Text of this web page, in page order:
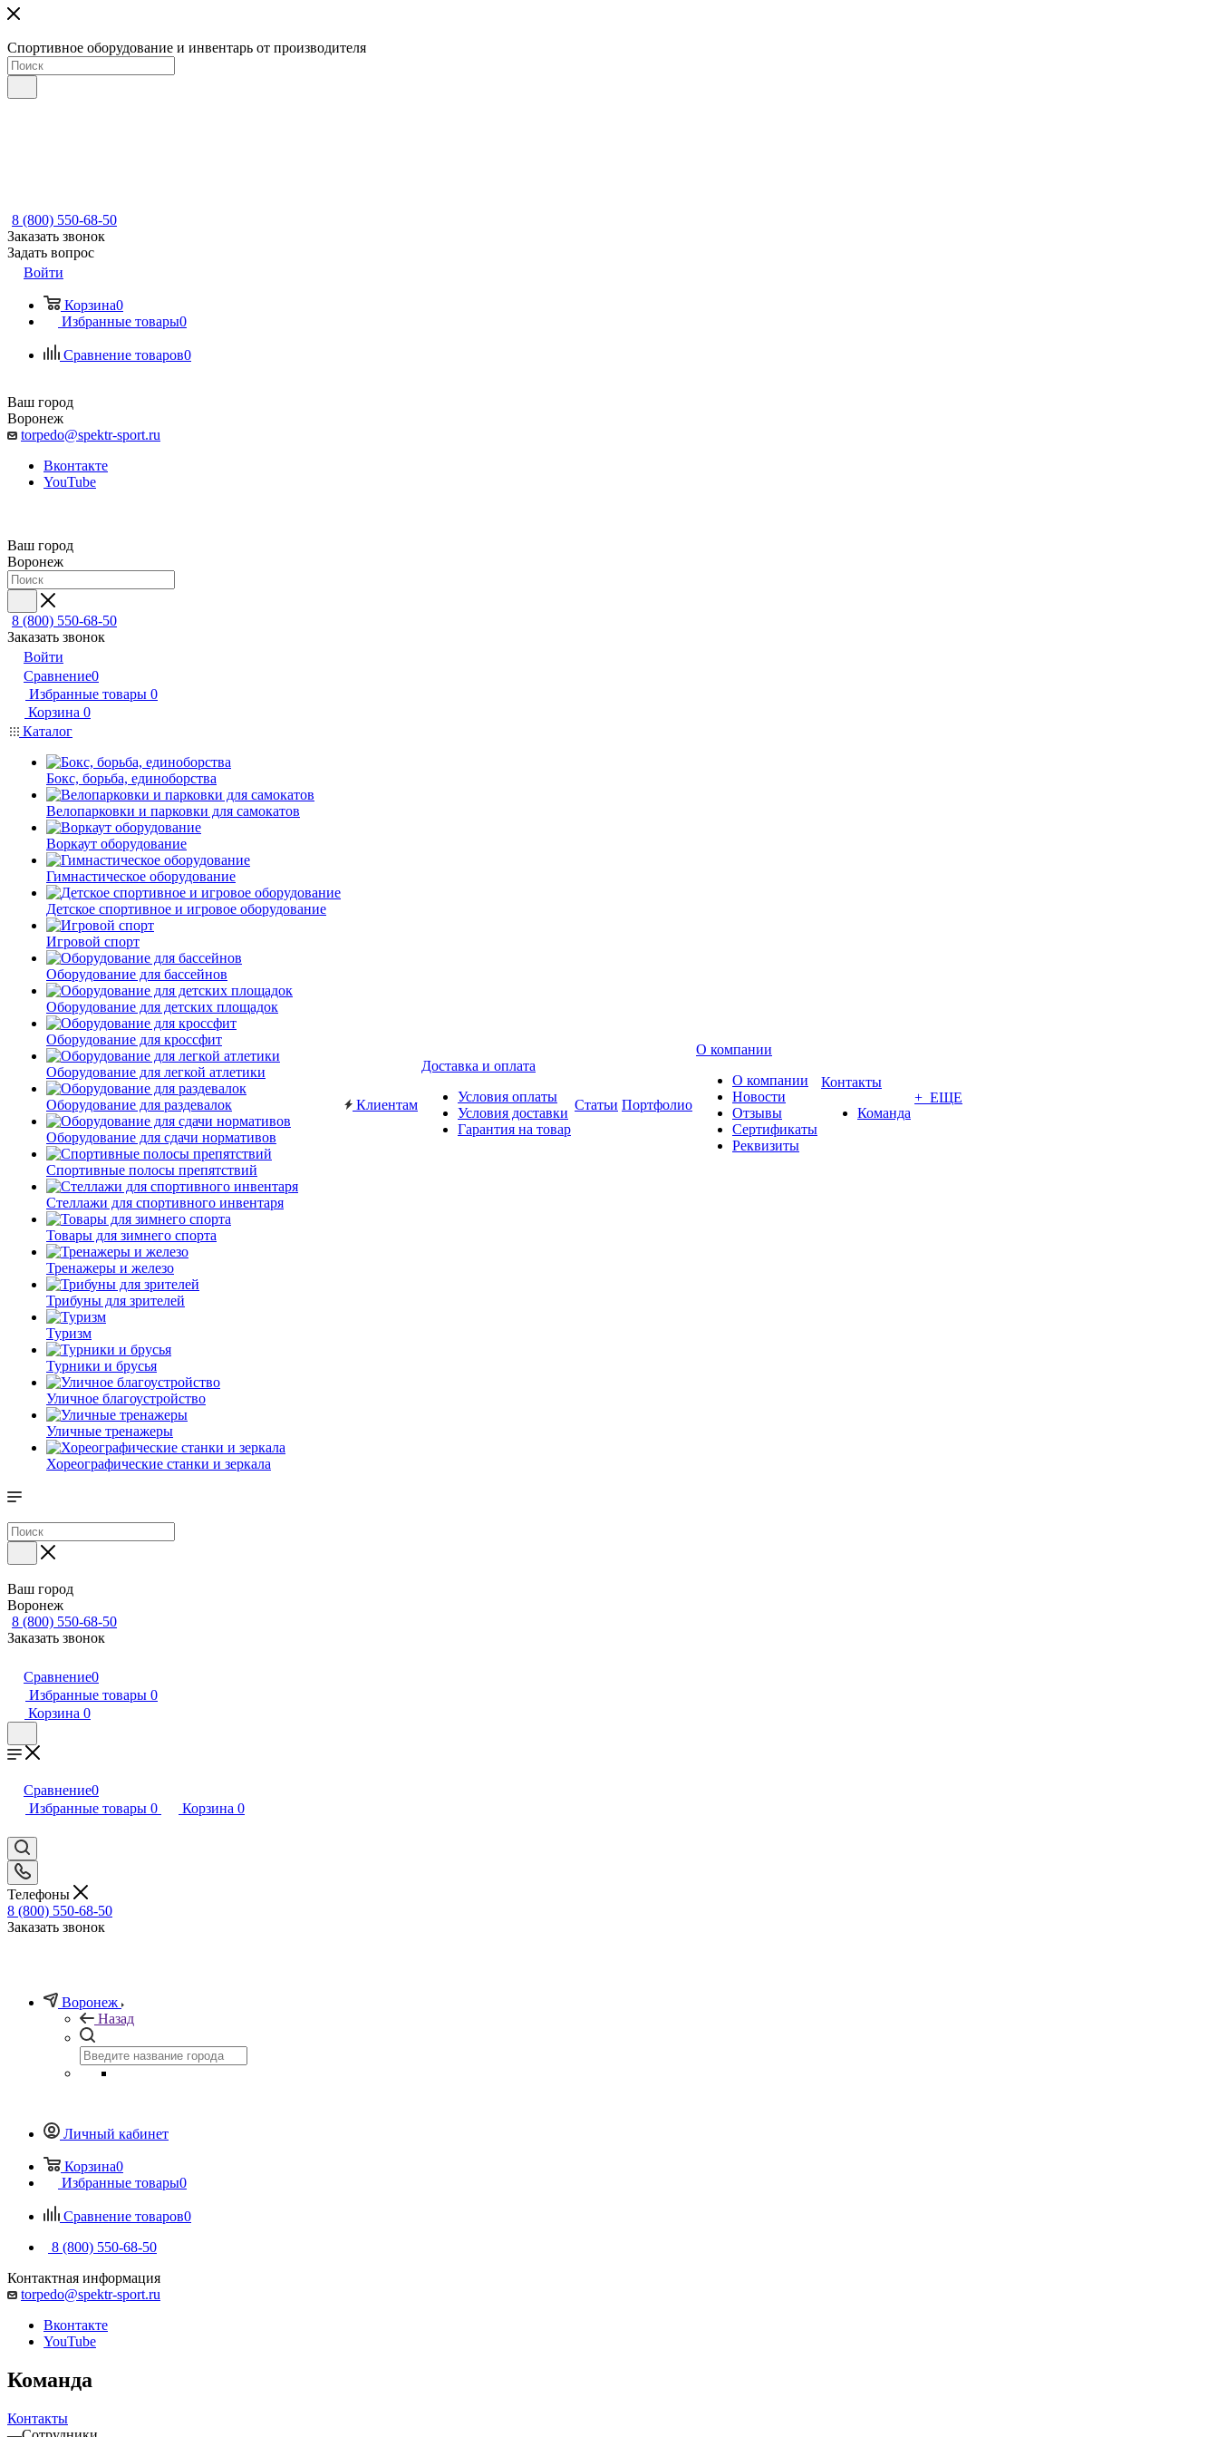
Спортивное оборудование и инвентарь от производителя
8 (800) 550-68-50
Заказать звонок
Задать вопрос
Войти
Корзина0
Избранные товары0
Сравнение товаров0
Ваш город
Воронеж
torpedo@spektr-sport.ru
Вконтакте
YouTube
Ваш город
Воронеж
8 (800) 550-68-50
Заказать звонок
Войти
Сравнение0
Избранные товары 0
Корзина 0
Каталог
Бокс, борьба, единоборства
Велопарковки и парковки для самокатов
Воркаут оборудование
Гимнастическое оборудование
Детское спортивное и игровое оборудование
Игровой спорт
Оборудование для бассейнов
Оборудование для детских площадок
Оборудование для кроссфит
Оборудование для легкой атлетики
Оборудование для раздевалок
Оборудование для сдачи нормативов
Спортивные полосы препятствий
Стеллажи для спортивного инвентаря
Товары для зимнего спорта
Тренажеры и железо
Трибуны для зрителей
Туризм
Турники и брусья
Уличное благоустройство
Уличные тренажеры
Хореографические станки и зеркала
Клиентам
Доставка и оплата
Условия оплаты
Условия доставки
Гарантия на товар
Статьи Портфолио
О компании
О компании
Новости
Отзывы
Сертификаты
Реквизиты
Контакты
Команда
+ ЕЩЕ
Ваш город
Воронеж
8 (800) 550-68-50
Заказать звонок
Сравнение0
Избранные товары 0
Корзина 0
Сравнение0
Избранные товары 0 Корзина 0
Телефоны
8 (800) 550-68-50
Заказать звонок
Воронеж
Назад
Личный кабинет
Корзина0
Избранные товары0
Сравнение товаров0
8 (800) 550-68-50
Контактная информация
torpedo@spektr-sport.ru
Вконтакте
YouTube
Команда
Контакты